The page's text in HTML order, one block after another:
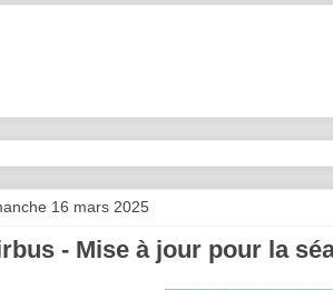
16 mars 2025
- Mise à jour pour la